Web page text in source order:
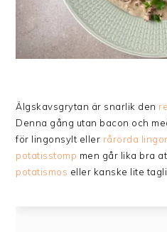
Älgskavsgrytan är snarlik den
Denna gång utan bacon och
för lingonsylt eller rårörda
potatisstomp men går lika bra
potatismos eller kanske lite